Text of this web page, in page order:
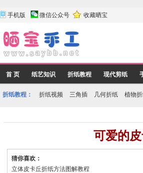
手机版 微信公众号 收藏晒宝
首 页 纸艺知识 折纸教程 现代剪纸
折纸教程： 折纸视频 三角插 几何折纸 植物
可爱的
猜你喜欢：
立体皮卡丘折纸方法图解教程